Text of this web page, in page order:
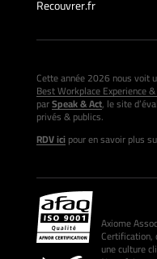
Recouvrer.fr
Cette année 2026 nous voit
Best Workplace Experience
parSpeak & Act, le site
privés & publics.
RDV icipour en savoir plus
Axiome
Certification,
une culture